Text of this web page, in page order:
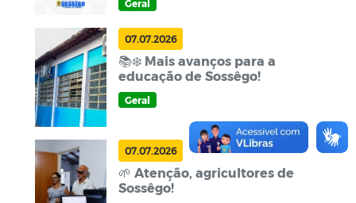
Geral
07.07.2026
📚❄️ Mais avanços para a
educação de Sossêgo!
Geral
07.07.2026
🌱 Atenção, agricultores de
Sossêgo!